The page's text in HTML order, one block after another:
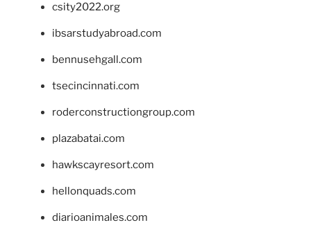
csity2022.org
ibsarstudyabroad.com
bennusehgall.com
tsecincinnati.com
roderconstructiongroup.com
plazabatai.com
hawkscayresort.com
hellonquads.com
diarioanimales.com